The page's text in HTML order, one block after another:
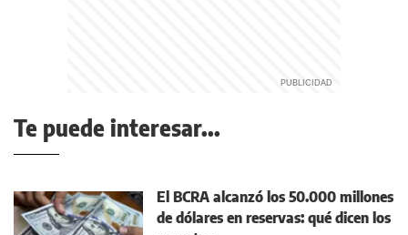
Te puede interesar...
El BCRA alcanzó los 50.000 millones
de dólares en reservas: qué dicen los